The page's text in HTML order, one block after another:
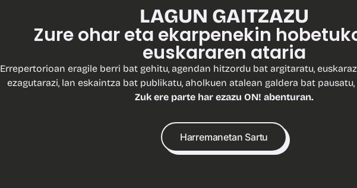
LAGUN GAITZAZU
Zure ohar eta ekarpenekin
euskararen ataria
Errepertorioan eragile berri bat gehitu, agendan hitzordu bat argitaratu,
ezagutarazi, lan eskaintza bat publikatu, aholkuen atalean galdera bat
Zuk ere parte har ezazu ON! abenturan.
Harremanetan Sartu